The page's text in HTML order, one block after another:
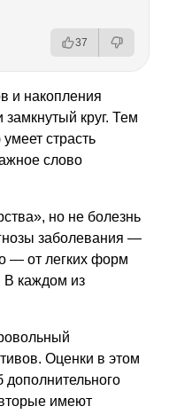
37
и накопления
замкнутый круг. Тем
страсть
слово
но не болезнь
заболевания —
— от легких форм
В каждом из
Оценки в этом
имеют